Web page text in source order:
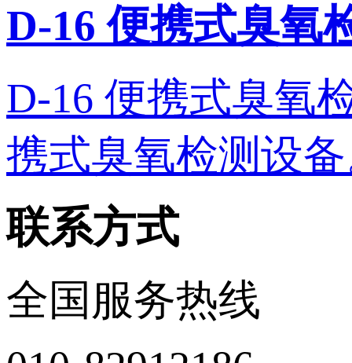
D-16 便携式臭氧
D-16 便携式臭氧
携式臭氧检测设
联系方式
全国服务热线